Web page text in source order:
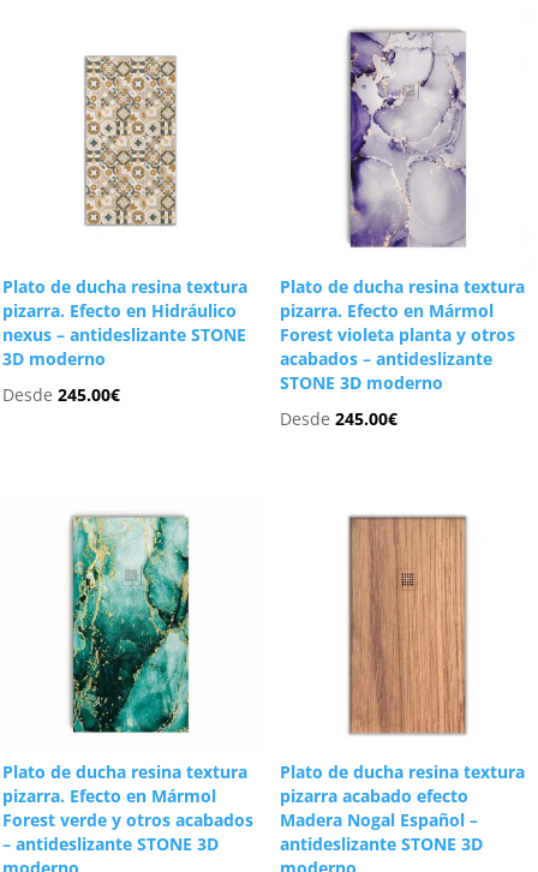
Plato de ducha resina textura
pizarra. Efecto en Hidráulico
nexus – antideslizante STONE
3D moderno
Desde245.00€
Plato de ducha resina textura
pizarra. Efecto en Mármol
Forest violeta planta y otros
acabados – antideslizante
STONE 3D moderno
Desde 245.00€
Plato de ducha resina textura
pizarra. Efecto en Mármol
Forest verde y otros acabados
– antideslizante STONE 3D
Plato de ducha resina textura
pizarra acabado efecto
Madera Nogal Español –
antideslizante STONE 3D